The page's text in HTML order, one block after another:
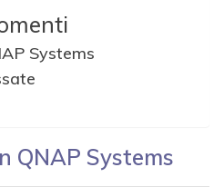
Systems
QNAP Systems